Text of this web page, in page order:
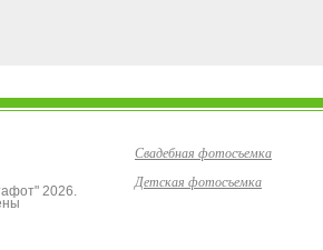
2026.
Свадебная фотосъемка
Детская фотосъемка